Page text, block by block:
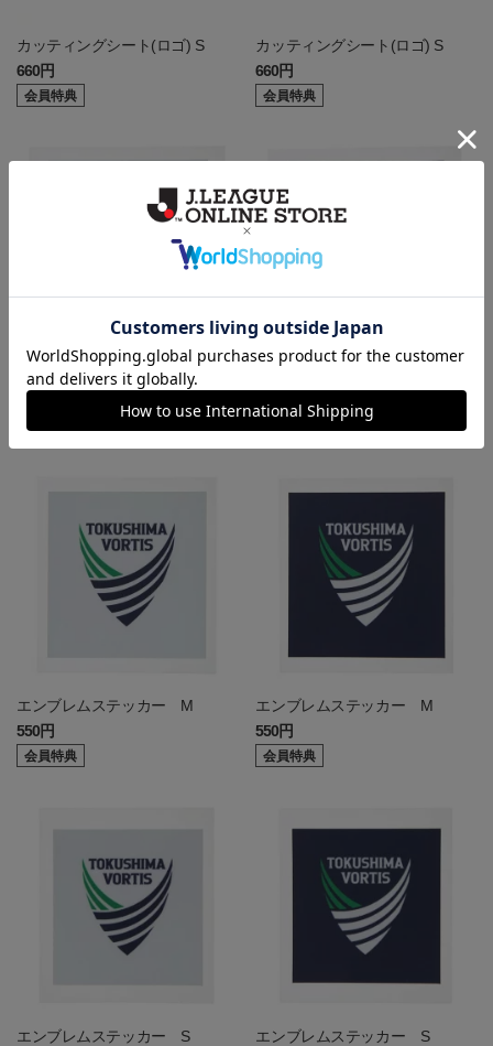
カッティングシート(ロゴ) S
660円
会員特典
カッティングシート(ロゴ) S
660円
会員特典
エンブレムステッカー L
会員特典
770円
エンブレムステッカー M
550円
会員特典
エンブレムステッカー M
550円
会員特典
エンブレムステッカー S
エンブレムステッカー S